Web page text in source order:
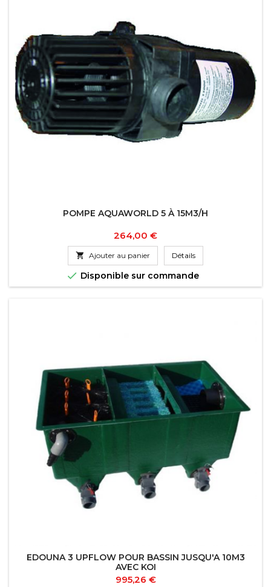
POMPE AQUAWORLD 5 À 15M3/H
Prix
264,00 €
 Ajouter au panier Détails
 Disponible sur commande
EDOUNA 3 UPFLOW POUR BASSIN JUSQU'A 10M3
AVEC KOI
Prix
995,26 €